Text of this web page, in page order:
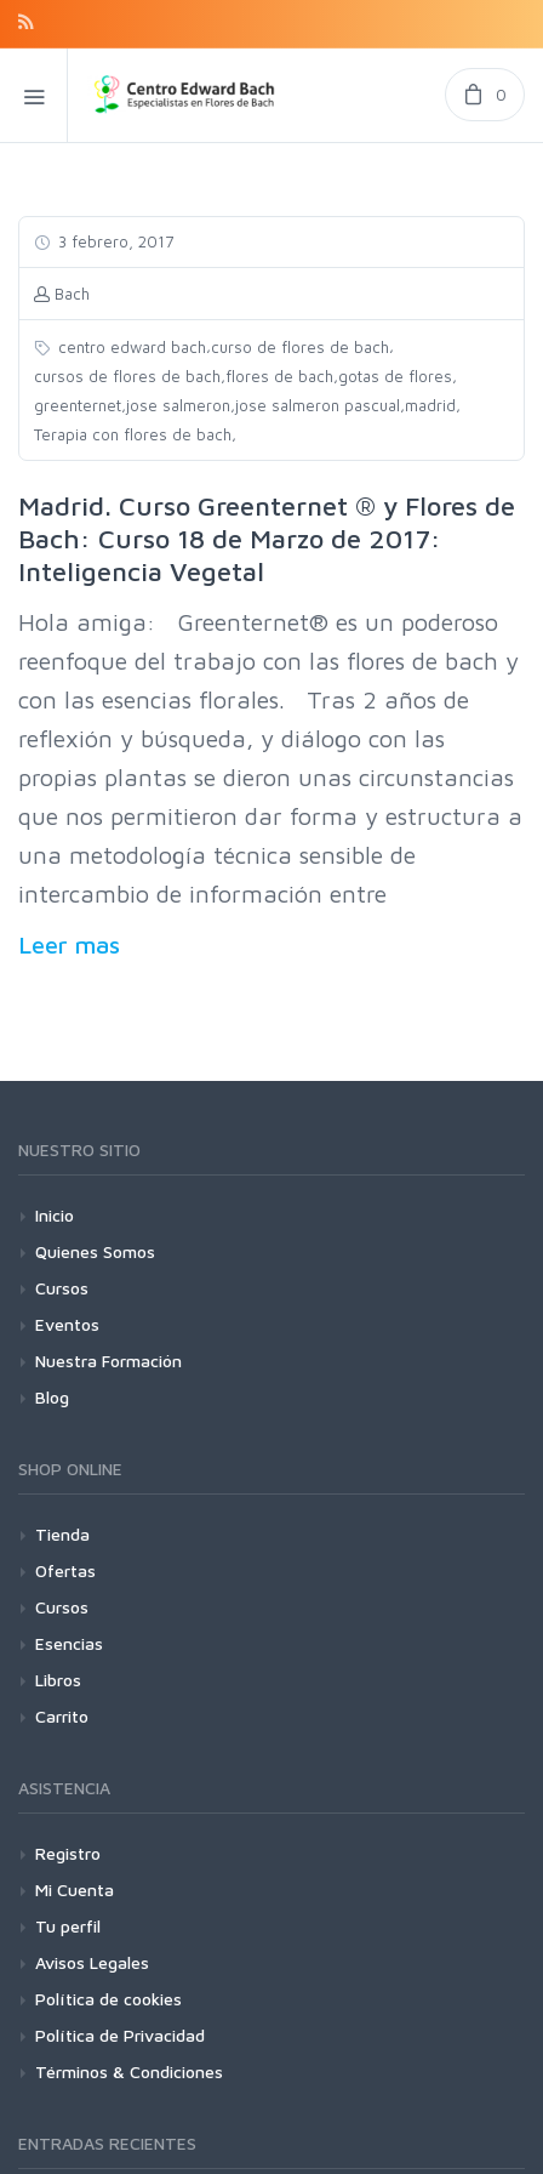
0
3 febrero, 2017
Bach
centro edward bach,curso de flores de bach,
cursos de flores de bach flores de bach gotas de flores
greenternet jose salmeron jose salmeron pascual madrid
Terapia con flores de bach
Madrid. Curso Greenternet ® y Flores de
Bach: Curso 18 de Marzo de 2017:
Inteligencia Vegetal
Hola amiga: Greenternet® es un poderoso
reenfoque del trabajo con las flores de bach y
con las esencias florales. Tras 2 años de
reflexión y búsqueda, y diálogo con las
propias plantas se dieron unas circunstancias
que nos permitieron dar forma y estructura a
una metodología técnica sensible de
intercambio de información entre
Leer mas
NUESTRO SITIO
Inicio
Quienes Somos
Cursos
Eventos
Nuestra Formación
Blog
SHOP ONLINE
Tienda
Ofertas
Cursos
Esencias
Libros
Carrito
ASISTENCIA
Registro
Mi Cuenta
Tu perfil
Avisos Legales
Política de cookies
Política de Privacidad
Términos & Condiciones
ENTRADAS RECIENTES